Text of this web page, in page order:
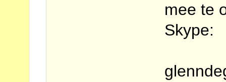
mee te
Skype: